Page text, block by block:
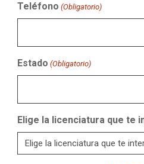
Teléfono (Obligatorio)
Estado (Obligatorio)
Elige la licenciatura que te